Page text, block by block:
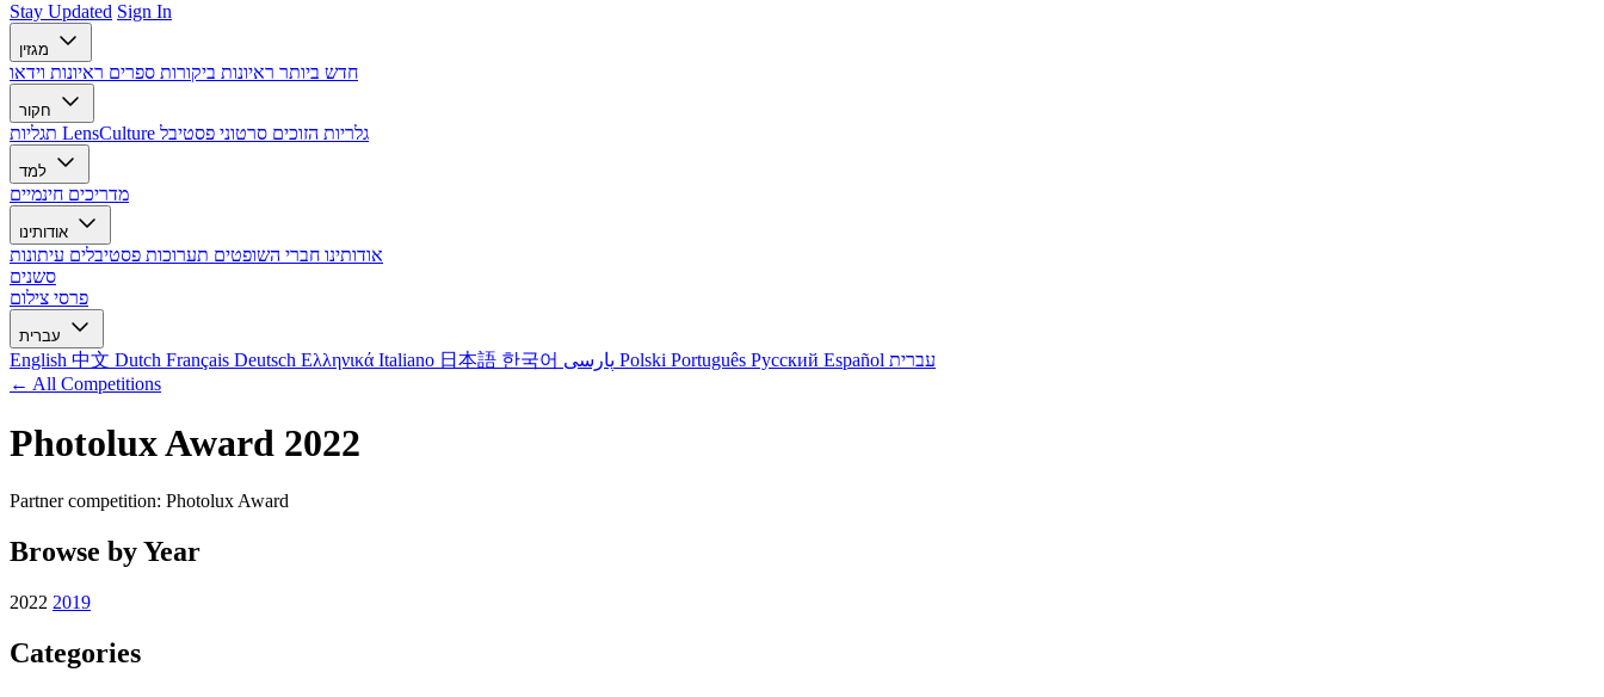
Stay Updated Sign In
מגזין
חדש ביותר ראיונות ביקורות ספרים ראיונות וידאו
חקור
תגליות LensCulture גלריות הזוכים סרטוני פסטיבל
למד
מדריכים חינמיים
אודותינו
אודותינו חברי השופטים תערוכות פסטיבלים עיתונות
סשנים
פרסי צילום
English 中文 Dutch Français Deutsch Ελληνικά Italiano 日本語 한국어 Polski Português Русский Español עברית
← All Competitions
Photolux Award 2022
Partner competition: Photolux Award
Browse by Year
2022 2019
Categories